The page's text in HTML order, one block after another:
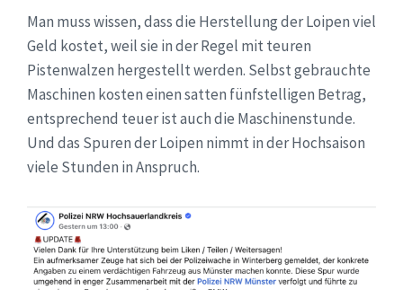
Man muss wissen, dass die Herstellung der Loipen viel
Geld kostet, weil sie in der Regel mit teuren
Pistenwalzen hergestellt werden. Selbst gebrauchte
Maschinen kosten einen satten fünfstelligen Betrag,
entsprechend teuer ist auch die Maschinenstunde.
Und das Spuren der Loipen nimmt in der Hochsaison
viele Stunden in Anspruch.